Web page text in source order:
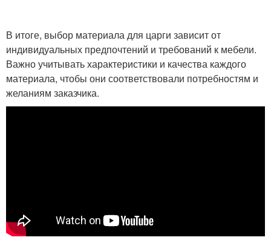
В итоге, выбор материала для царги зависит от
индивидуальных предпочтений и требований к мебели.
Важно учитывать характеристики и качества каждого
материала, чтобы они соответствовали потребностям и
желаниям заказчика.